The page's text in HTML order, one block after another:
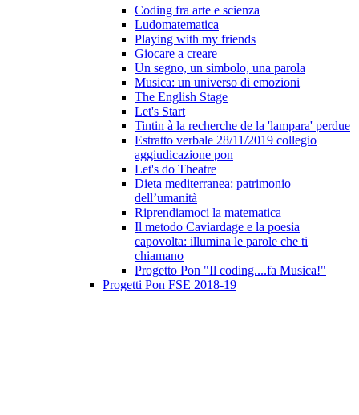
Coding fra arte e scienza
Ludomatematica
Playing with my friends
Giocare a creare
Un segno, un simbolo, una parola
Musica: un universo di emozioni
The English Stage
Let's Start
Tintin à la recherche de la 'lampara' perdue
Estratto verbale 28/11/2019 collegio
aggiudicazione pon
Let's do Theatre
Dieta mediterranea: patrimonio
dell’umanità
Riprendiamoci la matematica
Il metodo Caviardage e la poesia
capovolta: illumina le parole che ti
chiamano
Progetto Pon "Il coding....fa Musica!"
Progetti Pon FSE 2018-19